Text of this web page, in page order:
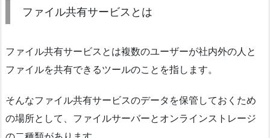
ファイル共有サービスとは
ファイル共有サービスとは複数のユーザーが社内外の人と
ファイルを共有できるツールのことを指します。
そんなファイル共有サービスのデータを保管しておくため
の場所として、ファイルサーバーとオンラインストレージ